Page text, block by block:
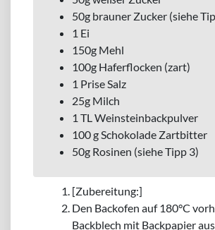
50g brauner Zucker (siehe
1 Ei
150g Mehl
100g Haferflocken (zart)
1 Prise Salz
25g Milch
1 TL Weinsteinbackpulver
100 g Schokolade Zartbitter
50g Rosinen (siehe Tipp 3)
[Zubereitung:]
Den Backofen auf 180°C
Backblech mit Backpapier